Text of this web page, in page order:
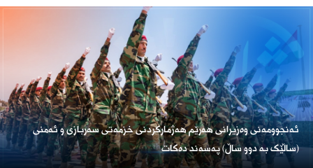
ئەنجوومەنی وەزیرانی هەرێم هەژمارکردنی خزمەتی سەربازی و ئەمنی
(ساڵێک بە دوو ساڵ) پەسەند دەکات